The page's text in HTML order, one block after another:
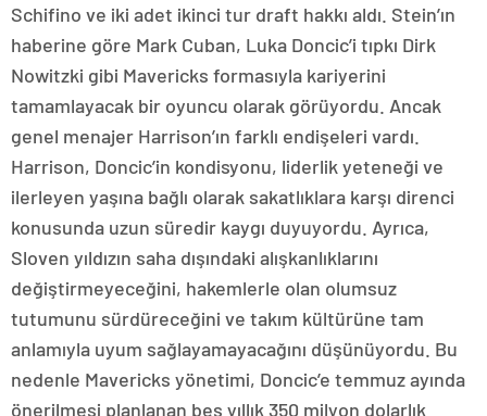
Schifino ve iki adet ikinci tur draft hakkı aldı. Stein’ın
haberine göre Mark Cuban, Luka Doncic’i tıpkı Dirk
Nowitzki gibi Mavericks formasıyla kariyerini
tamamlayacak bir oyuncu olarak görüyordu. Ancak
genel menajer Harrison’ın farklı endişeleri vardı.
Harrison, Doncic’in kondisyonu, liderlik yeteneği ve
ilerleyen yaşına bağlı olarak sakatlıklara karşı direnci
konusunda uzun süredir kaygı duyuyordu. Ayrıca,
Sloven yıldızın saha dışındaki alışkanlıklarını
değiştirmeyeceğini, hakemlerle olan olumsuz
tutumunu sürdüreceğini ve takım kültürüne tam
anlamıyla uyum sağlayamayacağını düşünüyordu. Bu
nedenle Mavericks yönetimi, Doncic’e temmuz ayında
önerilmesi planlanan beş yıllık 350 milyon dolarlık